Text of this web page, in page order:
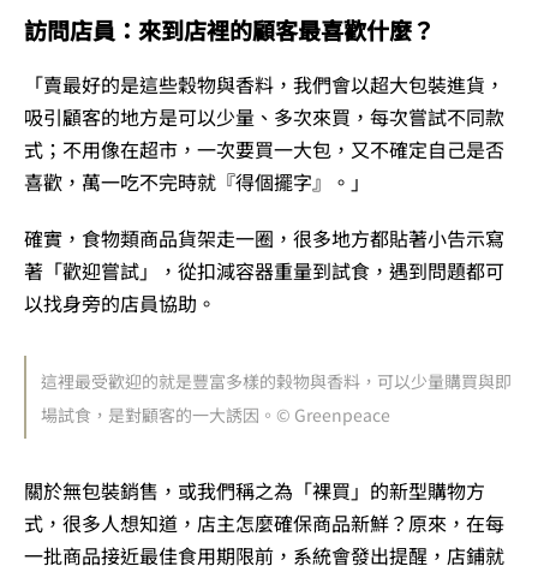
訪問店員：來到店裡的顧客最喜歡什麼？
「賣最好的是這些穀物與香料，我們會以超大包裝進貨，
吸引顧客的地方是可以少量、多次來買，每次嘗試不同款
式；不用像在超市，一次要買一大包，又不確定自己是否
喜歡，萬一吃不完時就『得個擺字』。」
確實，食物類商品貨架走一圈，很多地方都貼著小告示寫
著「歡迎嘗試」，從扣減容器重量到試食，遇到問題都可
以找身旁的店員協助。
這裡最受歡迎的就是豐富多樣的榖物與香料，可以少量購買與即
場試食，是對顧客的一大誘因。© Greenpeace
關於無包裝銷售，或我們稱之為「裸買」的新型購物方
式，很多人想知道，店主怎麼確保商品新鮮？原來，在每
一批商品接近最佳食用期限前，系統會發出提醒，店鋪就